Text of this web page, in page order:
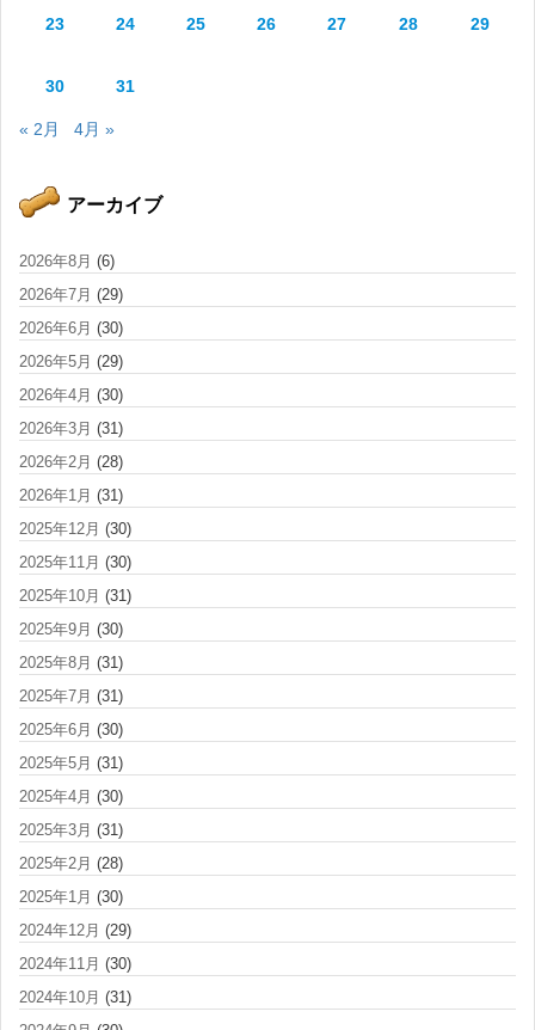
23 24 25 26 27 28 29
30 31
« 2月 4月 »
アーカイブ
2026年8月 (6)
2026年7月 (29)
2026年6月 (30)
2026年5月 (29)
2026年4月 (30)
2026年3月 (31)
2026年2月 (28)
2026年1月 (31)
2025年12月 (30)
2025年11月 (30)
2025年10月 (31)
2025年9月 (30)
2025年8月 (31)
2025年7月 (31)
2025年6月 (30)
2025年5月 (31)
2025年4月 (30)
2025年3月 (31)
2025年2月 (28)
2025年1月 (30)
2024年12月 (29)
2024年11月 (30)
2024年10月 (31)